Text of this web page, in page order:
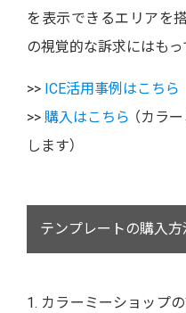
を表示できるエリアを
の視覚的な訴求にはもっ
>> ICE活用事例はこちら
>> 購入はこちら （カラ
します）
テンプレートの購入方
1. カラーミーショップ